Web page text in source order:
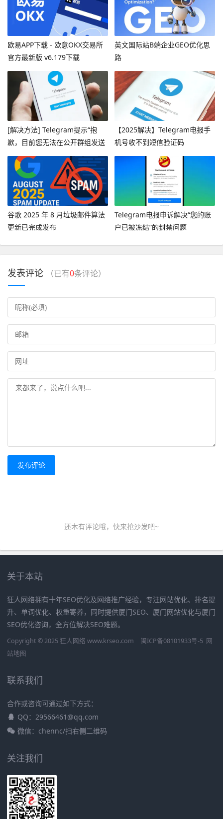
欧易APP下载 - 欧意OKX交易所
官方最新版 v6.179下载
英文国际站B端企业GEO优化思
路
[解决方法] Telegram提示“抱
歉，目前您无法在公开群组发送
消息”
【2025解决】Telegram电报手
机号收不到短信验证码
谷歌 2025 年 8 月垃圾邮件算法
更新已完成发布
Telegram电报申诉解决“您的账
户已被冻结”的封禁问题
发表评论 （已有0条评论）
发布评论
还木有评论哦，快来抢沙发吧~
关于本站
狂人网络拥有十年SEO优化及网络推广经验，专注网站优化、排名提
升、单词优化、权重寄养，同时提供厦门SEO、厦门网站优化与厦门
SEO优化咨询，全方位解决SEO难题。
Copyright © 2025 狂人网络 www.krseo.com 闽ICP备08101933号-5 网
站地图
联系我们
合作或咨询可通过如下方式：
QQ：29566461@qq.com
微信：chennc/扫右侧二维码
关注我们